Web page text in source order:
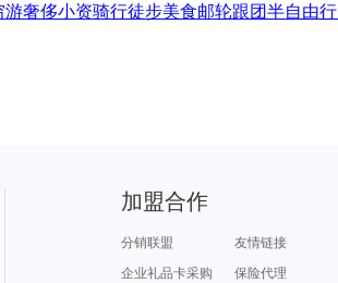
游奢侈小资骑行徒步美食邮轮跟团半自由行
加盟合作
分销联盟
友情链接
企业礼品卡采购
保险代理